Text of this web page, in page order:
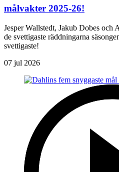
målvakter 2025-26!
Jesper Wallstedt, Jakub Dobes och
de svettigaste räddningarna
svettigaste!
07 jul 2026